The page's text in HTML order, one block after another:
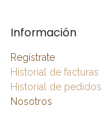
Información
Regístrate
Historial de facturas
Historial de pedidos
Nosotros